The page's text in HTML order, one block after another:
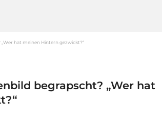
hat meinen Hintern gezwickt?“
begrapscht? „Wer hat